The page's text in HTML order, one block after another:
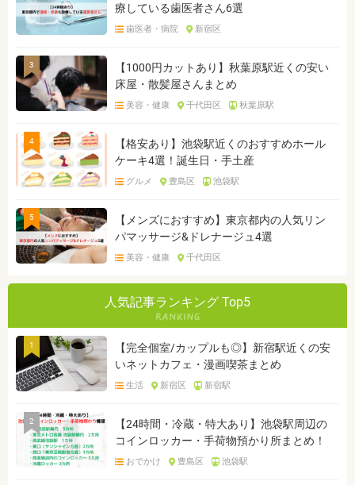
療している歯医者さん6選
歯医者・病院 新宿区
3
【1000円カットあり】秋葉原駅近くの安い
床屋・散髪屋さんまとめ
美容・健康 千代田区 秋葉原駅
4
【格安あり】池袋駅近くのおすすめホール
ケーキ4選！誕生日・手土産
グルメ 豊島区 池袋駅
5
【メンズにおすすめ】東京都内の人気リン
パマッサージ&ドレナージュ4選
美容・健康 千代田区
人気記事ランキング Top5
1
【完全個室/カップルも◎】新宿駅近くの安
いネットカフェ・漫画喫茶まとめ
生活 新宿区 新宿駅
2
【24時間・冷蔵・特大あり】池袋駅周辺の
コインロッカー・手荷物預かり所まとめ！
おでかけ 豊島区 池袋駅